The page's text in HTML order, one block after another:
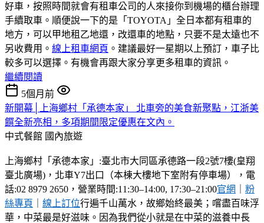
好車，按照時間就會有租車公司的人來接你到機場的櫃台辦理
手續取車。順便說一下的是「TOYOTA」全日本都有租車的
地方，可以甲地租乙地還，改還車的地點，只要不是太遠也不
另收費用。 線上租車網頁 。建議最好一星期以上預訂，車子比
較多可以選擇。有機會再跟大家分享更多租車的資訊。
繼續閱讀
5個月前
新開幕│上海鄉村「承德本家」 北車旁的美食新聚點，江浙美
饌全新亮相，多項期間限定優惠在文內。
中式餐館 國內旅遊
上海鄉村「承德本家」:臺北市大同區承德路一段2號7樓(皇翔
臺北廣場)，北車Y7出口（本棟大樓地下室附有停車場），電
話:02 8979 2650，營業時間:11:30–14:00, 17:30–21:00官網
粉
絲專頁
線上訂位行遍千山萬水，故鄉始終最美；嚐盡百味浮
華，中菜最是好滋味。因為我們從小就是在中菜的滋養中長